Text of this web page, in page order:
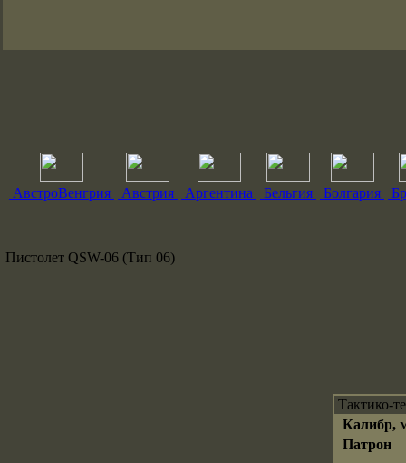
АвстроВенгрия Австрия Аргентина Бельгия Болгария
Пистолет QSW-06 (Тип 06)
Тактико-
Калибр,
Патрон